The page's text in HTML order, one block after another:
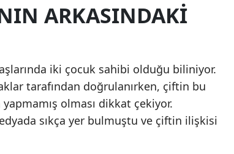
ARKASINDAKI
iki çocuk sahibi olduğu biliniyor.
tarafından doğrulanırken, çiftin bu
olması dikkat çekiyor.
sıkça yer bulmuştu ve çiftin ilişkisi